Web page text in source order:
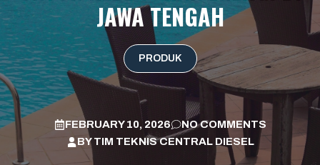
JAWA TENGAH
PRODUK
FEBRUARY 10, 2026
NO COMMENTS
BYTIM TEKNIS CENTRAL DIESEL